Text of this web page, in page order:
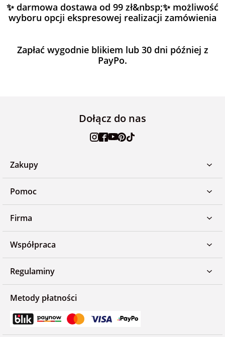
✨ darmowa dostawa od 99 zł&nbsp;✨ możliwość
wyboru opcji ekspresowej realizacji zamówienia
Zapłać wygodnie blikiem lub 30 dni później z
PayPo.
Dołącz do nas
Zakupy
Pomoc
Firma
Współpraca
Regulaminy
Metody płatności